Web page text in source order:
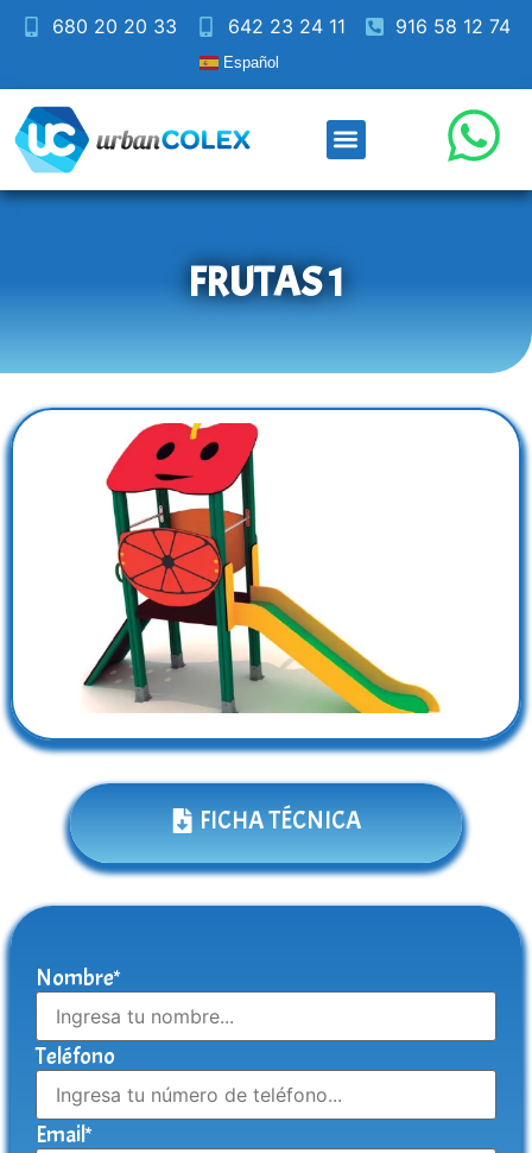
680 20 20 33 642 23 24 11 916 58 12 74
Español
FRUTAS 1
FICHA TÉCNICA
Nombre*
Teléfono
Email*